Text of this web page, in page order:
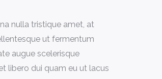
nulla tristique amet, at
ut fermentum
augue scelerisque
libero dui quam eu ut lacus